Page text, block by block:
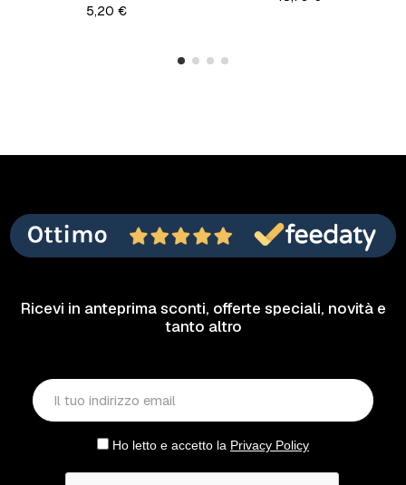
5,20 €
Ricevi in anteprima sconti, offerte speciali, novità e
tanto altro
Ho letto e accetto la Privacy Policy